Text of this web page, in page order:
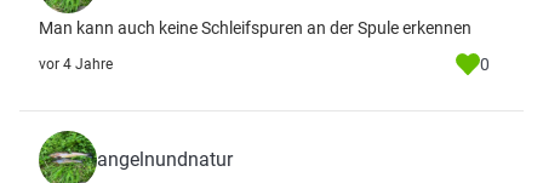
Man kann auch keine Schleifspuren an der Spule erkennen
vor 4 Jahre 0
angelnundnatur